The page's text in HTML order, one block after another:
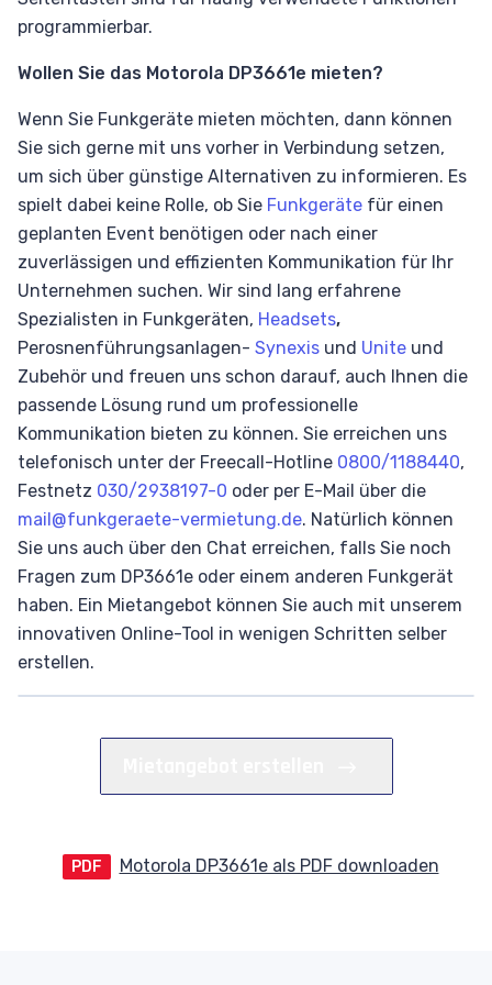
programmierbar.
Wollen Sie das Motorola DP3661e mieten?
Wenn Sie Funkgeräte mieten möchten, dann können
Sie sich gerne mit uns vorher in Verbindung setzen,
um sich über günstige Alternativen zu informieren. Es
spielt dabei keine Rolle, ob Sie Funkgeräte für einen
geplanten Event benötigen oder nach einer
zuverlässigen und effizienten Kommunikation für Ihr
Unternehmen suchen. Wir sind lang erfahrene
Spezialisten in Funkgeräten, Headsets,
Perosnenführungsanlagen- Synexis und Unite und
Zubehör und freuen uns schon darauf, auch Ihnen die
passende Lösung rund um professionelle
Kommunikation bieten zu können. Sie erreichen uns
telefonisch unter der Freecall-Hotline 0800/1188440,
Festnetz 030/2938197-0 oder per E-Mail über die
mail@funkgeraete-vermietung.de. Natürlich können
Sie uns auch über den Chat erreichen, falls Sie noch
Fragen zum DP3661e oder einem anderen Funkgerät
haben. Ein Mietangebot können Sie auch mit unserem
innovativen Online-Tool in wenigen Schritten selber
erstellen.
PDF Motorola DP3661e als PDF downloaden